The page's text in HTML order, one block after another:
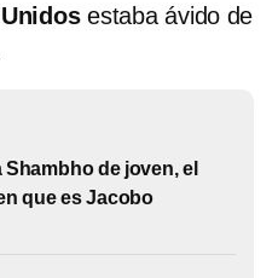
estaba ávido de
de joven, el
que es Jacobo